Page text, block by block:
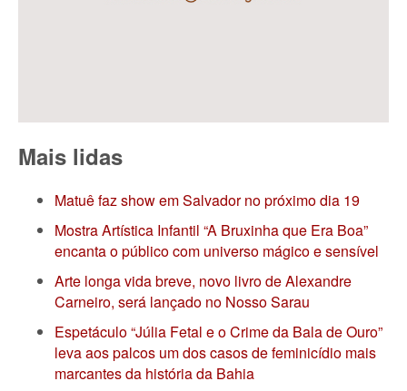
Mais lidas
Matuê faz show em Salvador no próximo dia 19
Mostra Artística Infantil “A Bruxinha que Era Boa”
encanta o público com universo mágico e sensível
Arte longa vida breve, novo livro de Alexandre
Carneiro, será lançado no Nosso Sarau
Espetáculo “Júlia Fetal e o Crime da Bala de Ouro”
leva aos palcos um dos casos de feminicídio mais
marcantes da história da Bahia